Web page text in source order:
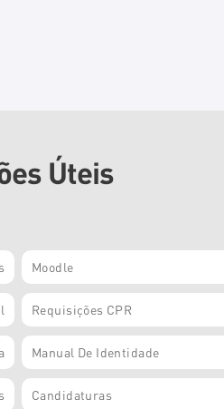
Úteis
Moodle
Requisições CPR
Manual De Identidade
Candidaturas